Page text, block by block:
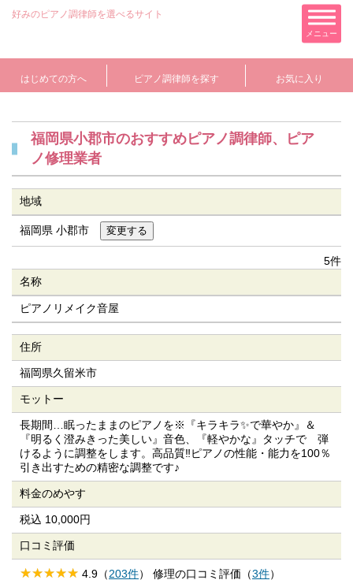
好みのピアノ調律師を選べるサイト
メニュー
はじめての方へ ピアノ調律師を探す お気に入り
福岡県小郡市のおすすめピアノ調律師、ピア
ノ修理業者
地域
福岡県 小郡市
5件
名称
ピアノリメイク音屋
住所
福岡県久留米市
モットー
長期間…眠ったままのピアノを※『キラキラ✨で華やか』＆
『明るく澄みきった美しい』音色、『軽やかな』タッチで 弾
けるように調整をします。高品質‼ピアノの性能・能力を100％
引き出すための精密な調整です♪
料金のめやす
税込 10,000円
口コミ評価
4.9（203件） 修理の口コミ評価（3件）